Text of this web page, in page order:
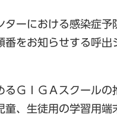
ーにおける感染症予
をお知らせする呼出
ＧＩＧＡスクールの
、生徒用の学習用端